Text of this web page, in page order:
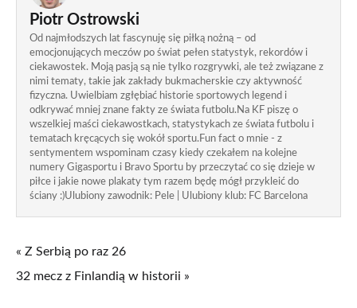
Piotr Ostrowski
Od najmłodszych lat fascynuję się piłką nożną – od
emocjonujących meczów po świat pełen statystyk, rekordów i
ciekawostek. Moją pasją są nie tylko rozgrywki, ale też związane z
nimi tematy, takie jak zakłady bukmacherskie czy aktywność
fizyczna. Uwielbiam zgłębiać historie sportowych legend i
odkrywać mniej znane fakty ze świata futbolu.Na KF piszę o
wszelkiej maści ciekawostkach, statystykach ze świata futbolu i
tematach kręcących się wokół sportu.Fun fact o mnie - z
sentymentem wspominam czasy kiedy czekałem na kolejne
numery Gigasportu i Bravo Sportu by przeczytać co się dzieje w
piłce i jakie nowe plakaty tym razem będę mógł przykleić do
ściany :)Ulubiony zawodnik: Pele | Ulubiony klub: FC Barcelona
« Z Serbią po raz 26
32 mecz z Finlandią w historii »